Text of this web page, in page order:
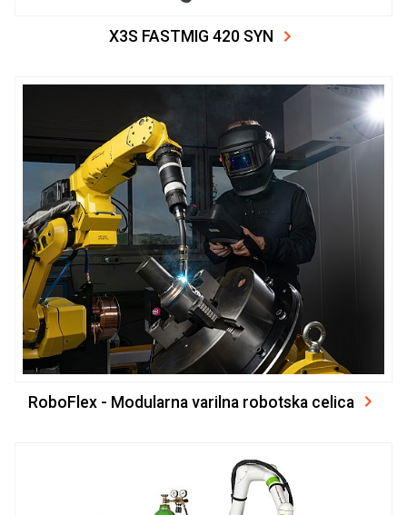
X3S FASTMIG 420 SYN
RoboFlex - Modularna varilna robotska celica